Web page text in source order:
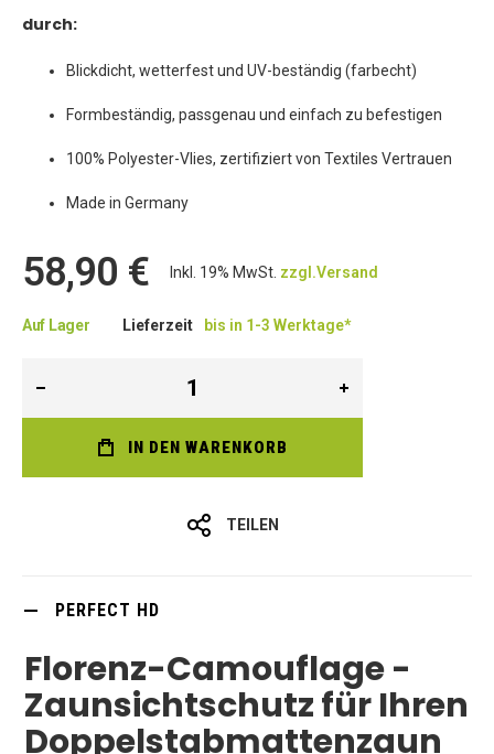
durch:
Blickdicht, wetterfest und UV-beständig (farbecht)
Formbeständig, passgenau und einfach zu befestigen
100% Polyester-Vlies, zertifiziert von Textiles Vertrauen
Made in Germany
58,90 € Inkl. 19% MwSt. zzgl.Versand
Auf Lager Lieferzeit bis in 1-3 Werktage*
IN DEN WARENKORB
TEILEN
PERFECT HD
Florenz-Camouflage -
Zaunsichtschutz für Ihren
Doppelstabmattenzaun